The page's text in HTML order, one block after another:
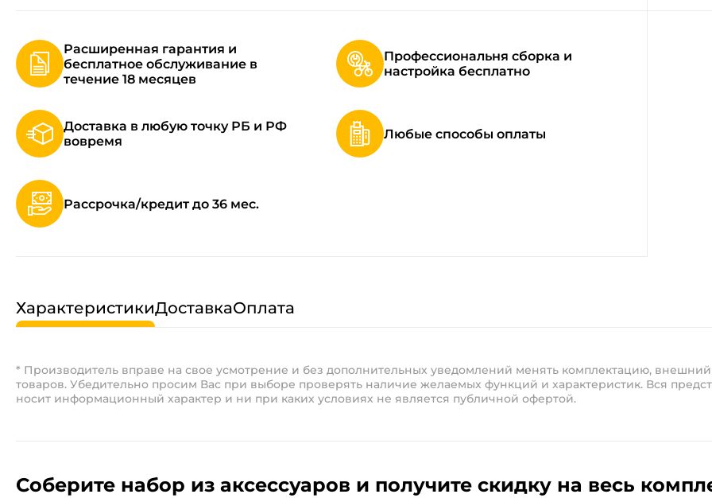
Расширенная гарантия и
бесплатное обслуживание в
течение 18 месяцев
Профессиональня сборка и
настройка бесплатно
Доставка в любую точку РБ и РФ
вовремя
Любые способы оплаты
Рассрочка/кредит до 36 мес.
ХарактеристикиДоставкаОплата
* Производитель вправе на свое усмотрение и без дополнительных уведомлений менять комплектацию,
товаров. Убедительно просим Вас при выборе проверять наличие желаемых функций и характеристик. Вся
носит информационный характер и ни при каких условиях не является публичной офертой.
Соберите набор из аксессуаров и получите скидку на весь